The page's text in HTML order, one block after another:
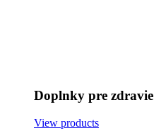
Doplnky pre zdravie
View products